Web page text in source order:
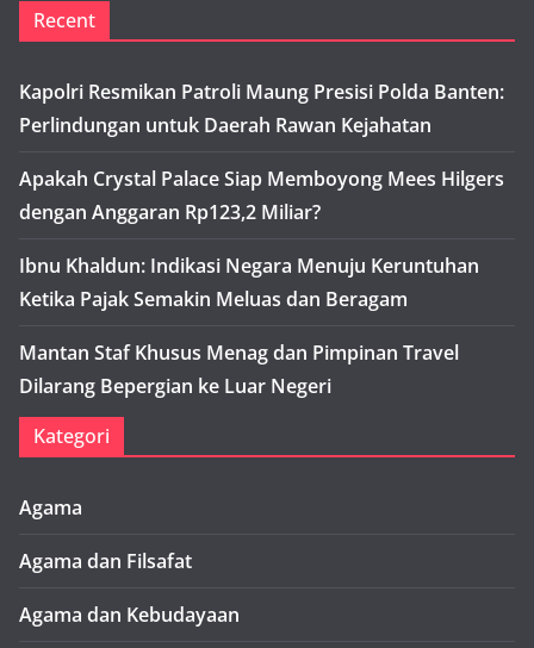
Recent
Kapolri Resmikan Patroli Maung Presisi Polda Banten:
Perlindungan untuk Daerah Rawan Kejahatan
Apakah Crystal Palace Siap Memboyong Mees Hilgers
dengan Anggaran Rp123,2 Miliar?
Ibnu Khaldun: Indikasi Negara Menuju Keruntuhan
Ketika Pajak Semakin Meluas dan Beragam
Mantan Staf Khusus Menag dan Pimpinan Travel
Dilarang Bepergian ke Luar Negeri
Kategori
Agama
Agama dan Filsafat
Agama dan Kebudayaan